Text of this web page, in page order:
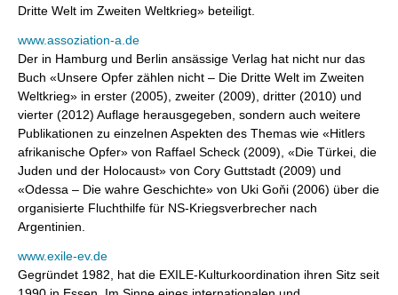
Dritte Welt im Zweiten Weltkrieg» beteiligt.
www.assoziation-a.de
Der in Hamburg und Berlin ansässige Verlag hat nicht nur das
Buch «Unsere Opfer zählen nicht – Die Dritte Welt im Zweiten
Weltkrieg» in erster (2005), zweiter (2009), dritter (2010) und
vierter (2012) Auflage herausgegeben, sondern auch weitere
Publikationen zu einzelnen Aspekten des Themas wie «Hitlers
afrikanische Opfer» von Raffael Scheck (2009), «Die Türkei, die
Juden und der Holocaust» von Cory Guttstadt (2009) und
«Odessa – Die wahre Geschichte» von Uki Goňi (2006) über die
organisierte Fluchthilfe für NS-Kriegsverbrecher nach
Argentinien.
www.exile-ev.de
Gegründet 1982, hat die EXILE-Kulturkoordination ihren Sitz seit